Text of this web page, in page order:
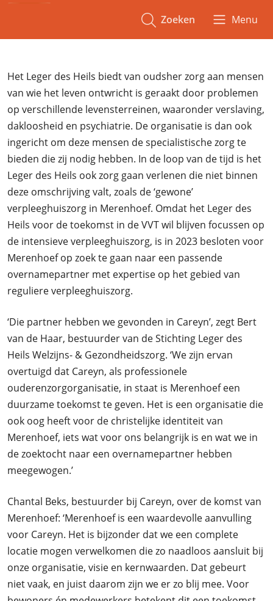
Zoeken Menu
Het Leger des Heils biedt van oudsher zorg aan mensen
van wie het leven ontwricht is geraakt door problemen
op verschillende levensterreinen, waaronder verslaving,
dakloosheid en psychiatrie. De organisatie is dan ook
ingericht om deze mensen de specialistische zorg te
bieden die zij nodig hebben. In de loop van de tijd is het
Leger des Heils ook zorg gaan verlenen die niet binnen
deze omschrijving valt, zoals de ‘gewone’
verpleeghuiszorg in Merenhoef. Omdat het Leger des
Heils voor de toekomst in de VVT wil blijven focussen op
de intensieve verpleeghuiszorg, is in 2023 besloten voor
Merenhoef op zoek te gaan naar een passende
overnamepartner met expertise op het gebied van
reguliere verpleeghuiszorg.
‘Die partner hebben we gevonden in Careyn’, zegt Bert
van de Haar, bestuurder van de Stichting Leger des
Heils Welzijns- & Gezondheidszorg. ‘We zijn ervan
overtuigd dat Careyn, als professionele
ouderenzorgorganisatie, in staat is Merenhoef een
duurzame toekomst te geven. Het is een organisatie die
ook oog heeft voor de christelijke identiteit van
Merenhoef, iets wat voor ons belangrijk is en wat we in
de zoektocht naar een overnamepartner hebben
meegewogen.’
Chantal Beks, bestuurder bij Careyn, over de komst van
Merenhoef: ‘Merenhoef is een waardevolle aanvulling
voor Careyn. Het is bijzonder dat we een complete
locatie mogen verwelkomen die zo naadloos aansluit bij
onze organisatie, visie en kernwaarden. Dat gebeurt
niet vaak, en juist daarom zijn we er zo blij mee. Voor